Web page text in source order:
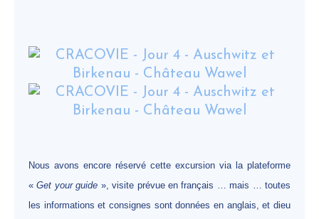
Nous avons encore réservé cette excursion via la plateforme
«Get your guide », visite prévue en français … mais … toutes
les informations et consignes sont données en anglais, et dieu